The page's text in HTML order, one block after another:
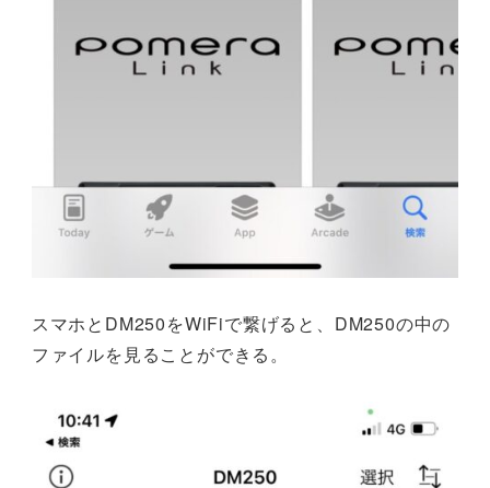
スマホとDM250をWiFiで繋げると、DM250の中の
ファイルを見ることができる。